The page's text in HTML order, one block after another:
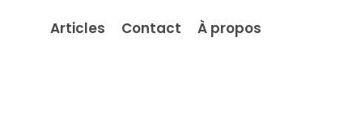
Articles Contact À propos